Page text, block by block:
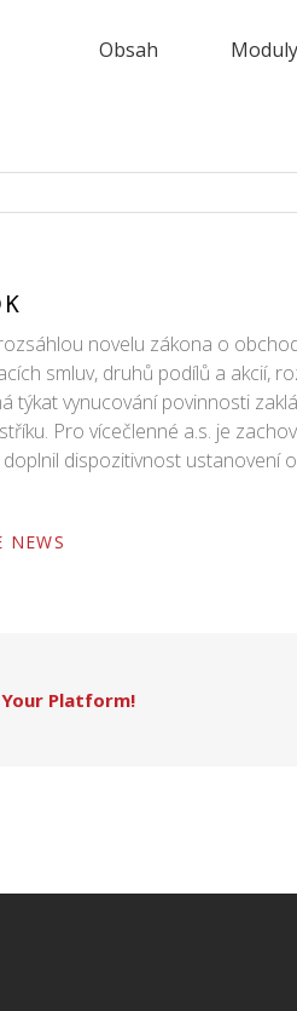
Obsah Moduly
novelu zákona o
smluv, druhů podílů a akcií,
týkat vynucování povinnosti
Pro vícečlenné a.s. je
dispozitivnost ustanovení
NEWS
Platform!